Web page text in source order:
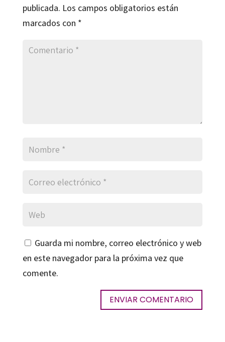
publicada. Los campos obligatorios están
marcados con *
Guarda mi nombre, correo electrónico y web
en este navegador para la próxima vez que
comente.